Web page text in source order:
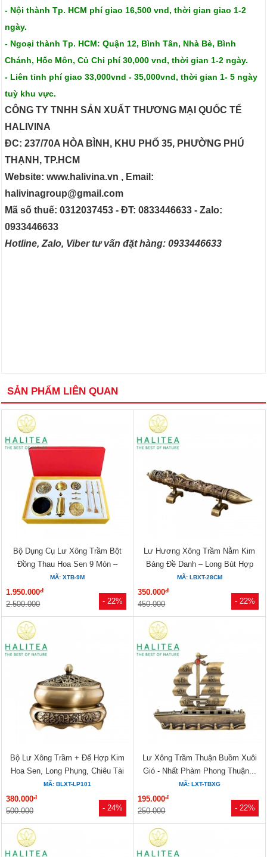
- Nội thành Tp. HCM phí giao 16,500 vnd, thời gian giao 1-2
ngày.
- Ngoại thành Tp. HCM: Quận 12, Bình Tân, Nhà Bè, Bình
Chánh, Hốc Môn, Củ Chi phí 30,000 vnd, thời gian 1-2 ngày.
- Liên tỉnh phí giao 33,000vnd - 35,000vnd, thời gian 1- 5 ngày
tuỳ khu vực.
CÔNG TY TNHH SẢN XUẤT THƯƠNG MẠI QUỐC TẾ
HALIVINA
ĐC: 237/70A HÒA BÌNH, KHU PHỐ 35, PHƯỜNG PHÚ
THẠNH, TP.HCM
Website: www.halivina.vn , Email:
halivinagroup@gmail.com
Mã số thuế: 0312037453 - ĐT: 0833446633 - Zalo:
0933446633
Hotline, Zalo, Viber tư vấn đặt hàng: 0933446633
SẢN PHẨM LIÊN QUAN
- 22%
Bộ Dụng Cụ Lư Xông Trầm Bột
Đồng Thau Hoa Sen 9 Món –
Khuôn...
MÃ: XTB-9M
1.950.000đ
2.500.000 - 22%
Lư Hương Xông Trầm Nằm Kim
Bảng Đề Danh – Long Bút Hợp
Kim...
MÃ: LBXT-28CM
350.000đ
450.000
- 24%
Bộ Lư Xông Trầm + Đế Hợp Kim
Hoa Sen, Long Phụng, Chiêu Tài
MÃ: BLXT-LP101
380.000đ
500.000 - 22%
Lư Xông Trầm Thuận Buồm Xuôi
Gió - Nhất Phàm Phong Thuận...
MÃ: LXT-TBXG
195.000đ
250.000